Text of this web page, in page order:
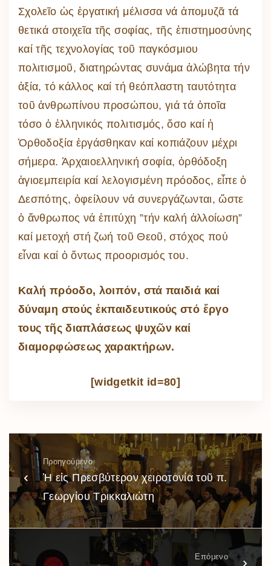
Σχολεῖο ὡς ἐργατική μέλισσα νά ἀπομυζᾶ τά
θετικά στοιχεῖα τῆς σοφίας, τῆς ἐπιστημοσύνης
καί τῆς τεχνολογίας τοῦ παγκόσμιου
πολιτισμοῦ, διατηρώντας συνάμα ἀλώβητα τήν
ἀξία, τό κάλλος καί τή θεόπλαστη ταυτότητα
τοῦ ἀνθρωπίνου προσώπου, γιά τά ὁποῖα
τόσο ὁ ἑλληνικός πολιτισμός, ὅσο καί ἡ
Ὀρθοδοξία ἐργάσθηκαν καί κοπιάζουν μέχρι
σήμερα. Ἀρχαιοελληνική σοφία, ὀρθόδοξη
ἁγιοεμπειρία καί λελογισμένη πρόοδος, εἶπε ὁ
Δεσπότης, ὀφείλουν νά συνεργάζωνται, ὥστε
ὁ ἄνθρωπος νά ἐπιτύχη ‟τήν καλή ἀλλοίωση”
καί μετοχή στή ζωή τοῦ Θεοῦ, στόχος πού
εἶναι καί ὁ ὄντως προορισμός του.
Καλή πρόοδο, λοιπόν, στά παιδιά καί
δύναμη στούς ἐκπαιδευτικούς στό ἔργο
τους τῆς διαπλάσεως ψυχῶν καί
διαμορφώσεως χαρακτήρων.
[widgetkit id=80]
Προηγούμενο
Ἡ εἰς Πρεσβύτερον χειροτονία τοῦ π.
Γεωργίου Τρικκαλιώτη
Επόμενο